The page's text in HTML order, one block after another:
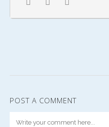
POST A COMMENT